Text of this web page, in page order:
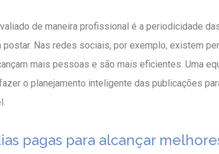
de maneira profissional é a periodicidade
Nas redes sociais, por exemplo, existem
mais pessoas e são mais eficientes. Uma
o planejamento inteligente das publicações
pagas para alcançar